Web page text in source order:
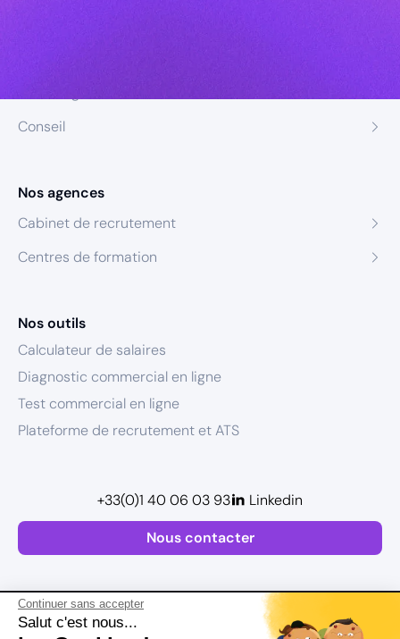
Continuer sans accepter
Salut c'est nous...
Conseil
Nos agences
Cabinet de recrutement
Centres de formation
Nos outils
Calculateur de salaires
Diagnostic commercial en ligne
Test commercial en ligne
Plateforme de recrutement et ATS
Nous contacter
+33(0)1 40 06 03 93 Linkedin